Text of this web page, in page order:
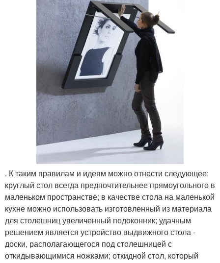
. К таким правилам и идеям можно отнести следующее:
круглый стол всегда предпочтительнее прямоугольного в
маленьком пространстве; в качестве стола на маленькой
кухне можно использовать изготовленный из материала
для столешниц увеличенный подоконник; удачным
решением является устройство выдвижного стола -
доски, располагающегося под столешницей с
откидывающимися ножками; откидной стол, который